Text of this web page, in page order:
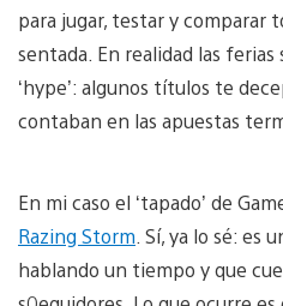
para jugar, testar y comparar
sentada. En realidad las
‘hype’: algunos títulos te
contaban en las apuestas
En mi caso el ‘tapado’ de
Razing Storm . Sí, ya lo sé: es
hablando un tiempo y que